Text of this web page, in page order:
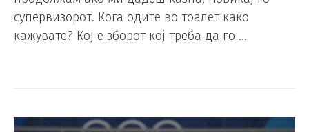
супервизорот. Кога одите во тоалет како
кажувате? Кој е зборот кој треба да го …